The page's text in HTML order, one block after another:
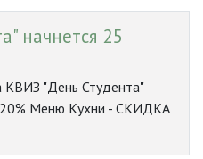
начнется 25
КВИЗ "День Студента"
Меню Кухни - СКИДКА